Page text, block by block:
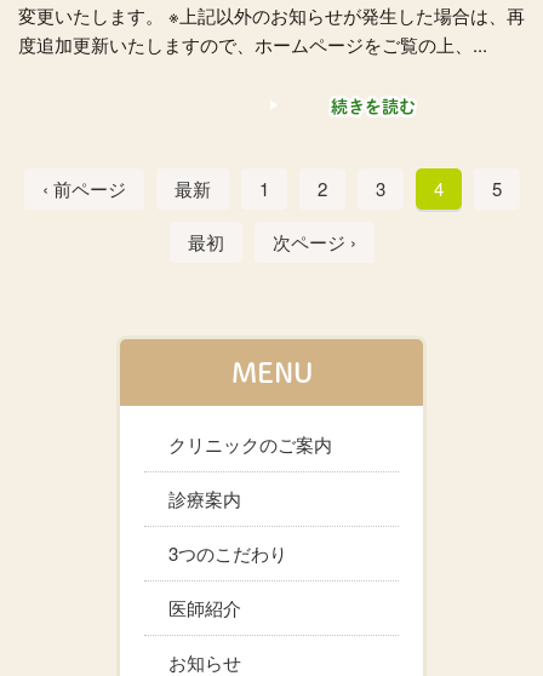
変更いたします。 ※上記以外のお知らせが発生した場合は、再
度追加更新いたしますので、ホームページをご覧の上、...
続きを読む
‹ 前ページ 最新 1 2 3 4 5
最初 次ページ ›
MENU
クリニックのご案内
診療案内
3つのこだわり
医師紹介
お知らせ